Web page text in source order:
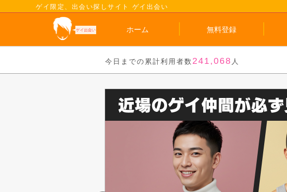
今日までの累計利用者数 241,068 人
ゲイ限定、出会い探しサイト ゲイ出会い
ホーム 無料登録